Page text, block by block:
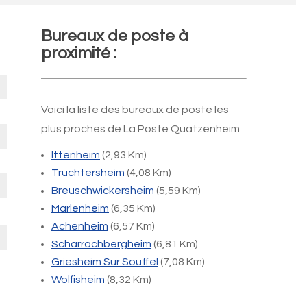
Bureaux de poste à
proximité :
Voici la liste des bureaux de poste les
plus proches de La Poste Quatzenheim
Ittenheim (2,93 Km)
Truchtersheim (4,08 Km)
Breuschwickersheim (5,59 Km)
Marlenheim (6,35 Km)
Achenheim (6,57 Km)
Scharrachbergheim (6,81 Km)
Griesheim Sur Souffel (7,08 Km)
Wolfisheim (8,32 Km)